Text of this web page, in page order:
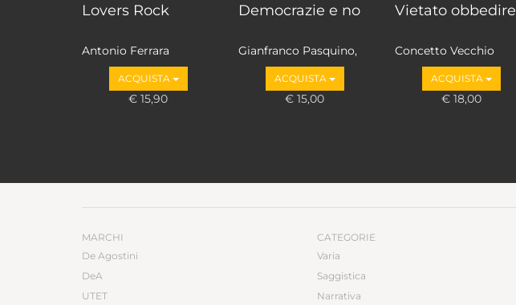
Lovers Rock
Antonio Ferrara
ACQUISTA
€ 15,90
Democrazie e no
Gianfranco Pasquino,
Marco Valbruzzi
ACQUISTA
€ 15,00
Vietato obbedire
Concetto Vecchio
ACQUISTA
€ 18,00
MARCHI
De Agostini
DeA
UTET
CATEGORIE
Varia
Saggistica
Narrativa